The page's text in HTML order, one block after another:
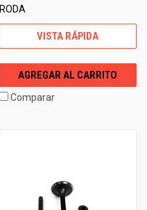
RODA
VISTA RÁPIDA
AGREGAR AL CARRITO
Comparar